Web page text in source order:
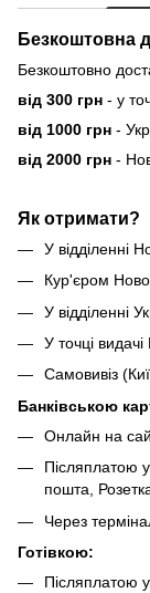
Безкоштовна
Безкоштовно
від 300 грн - у
від 1000 грн -
від 2000 грн -
Як отримати?
У відділенні
Кур'єром
У відділенні
У точці видачі
Самовивіз
Банківською
Онлайн на
Післяплатою у
пошта,
Через
Готівкою:
Післяплатою у